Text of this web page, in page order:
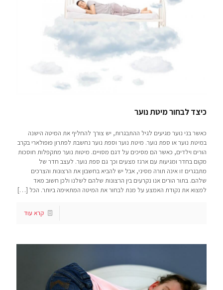
כיצד לבחור מיטת נוער
כאשר בני נוער מגיעים לגיל ההתבגרות, יש צורך להחליף את המיטה הישנה
במיטת נוער או ספת נוער. מיטת נוער וספת נוער נחשבת לפתרון פופולארי בקרב
הורים וילדים, כאשר הם מסיכים על דגם מסויים. מיטות נוער מתקפלות חוסכות
מקום בחדר ומגיעות עם ארגז מצעים וכך גם ספת נוער. לעצב חדר של
מתבגרים זו אינה תורה מסיני, אבל יש להביא בחשבון את הרצונות והצרכים
שלהם. בתור הורים אנו נקרעים בין הרצונות שלהם לשלנו ולכן חשוב מאד
למצוא את נקודת האמצע על מנת לבחור את המיטה המתאימה ביותר. הכל […]
קרא עוד